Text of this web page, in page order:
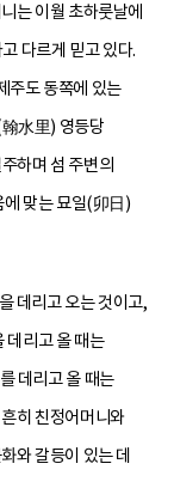
는 이월 초하룻날에
다르게 믿고 있다.
주도 동쪽에 있는
水里) 영등당
하며 섬 주변의
에 맞는 묘일(卯日)
데리고 오는 것이고,
데리고 올 때는
데리고 올 때는
히 친정어머니와
와 갈등이 있는 데